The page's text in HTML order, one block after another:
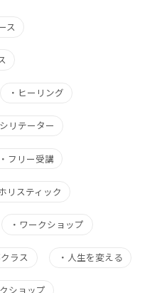
ス
・ ヒーリング
リテーター
・ フリー受講
リスティック
・ ワークショップ
ラス ・ 人生を変える
ショップ